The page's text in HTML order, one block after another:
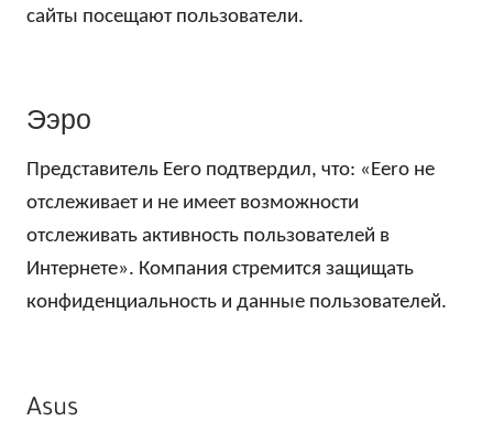
сайты посещают пользователи.
Ээро
Представитель Eero подтвердил, что: «Eero не
отслеживает и не имеет возможности
отслеживать активность пользователей в
Интернете». Компания стремится защищать
конфиденциальность и данные пользователей.
Asus